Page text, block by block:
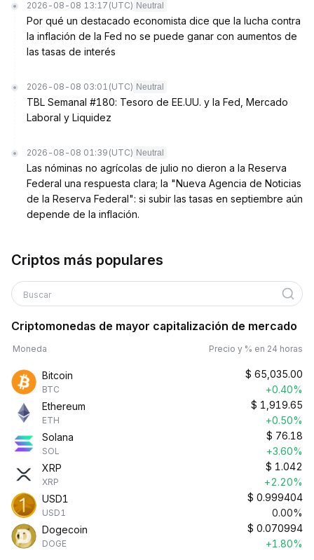
2026-08-08 13:17 (UTC) Neutral
Por qué un destacado economista dice que la lucha contra
la inflación de la Fed no se puede ganar con aumentos de
las tasas de interés
2026-08-08 03:01 (UTC) Neutral
TBL Semanal #180: Tesoro de EE.UU. y la Fed, Mercado
Laboral y Liquidez
2026-08-08 01:39 (UTC) Neutral
Las nóminas no agrícolas de julio no dieron a la Reserva
Federal una respuesta clara; la "Nueva Agencia de Noticias
de la Reserva Federal": si subir las tasas en septiembre aún
depende de la inflación.
Criptos más populares
Buscar
Criptomonedas de mayor capitalización de mercado
Moneda Precio y % en 24 horas
Bitcoin
BTC
$ 65,035.00
+0.40%
Ethereum
ETH
$ 1,919.65
+0.50%
Solana
SOL
$ 76.18
+3.60%
XRP
XRP
$ 1.042
+2.20%
USD1
USD1
$ 0.999404
0.00%
Dogecoin
DOGE
$ 0.070994
+1.80%